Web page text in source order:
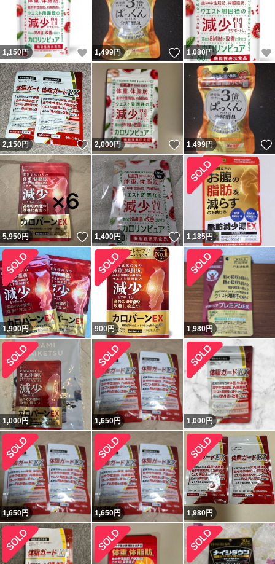
1,150円 いいね！
1,499円 いいね！
1,080円
2,150円 いいね！
2,000円 いいね！
1,499円
5,950円 いいね！
1,400円 いいね！
1,185円
1,900円 900円 1,980円
1,000円 1,650円 1,000 円
1,650円 1,650円 1,980円